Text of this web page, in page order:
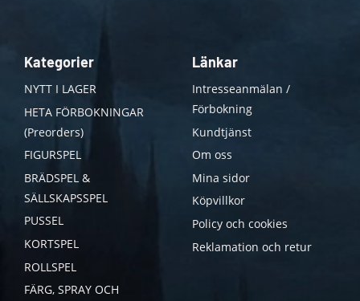
Kategorier
NYTT I LAGER
HETA FÖRBOKNINGAR
(Preorders)
FIGURSPEL
BRÄDSPEL &
SÄLLSKAPSSPEL
PUSSEL
KORTSPEL
ROLLSPEL
FÄRG, SPRAY OCH
Länkar
Intresseanmälan /
Förbokning
Kundtjänst
Om oss
Mina sidor
Köpvillkor
Policy och cookies
Reklamation och retur